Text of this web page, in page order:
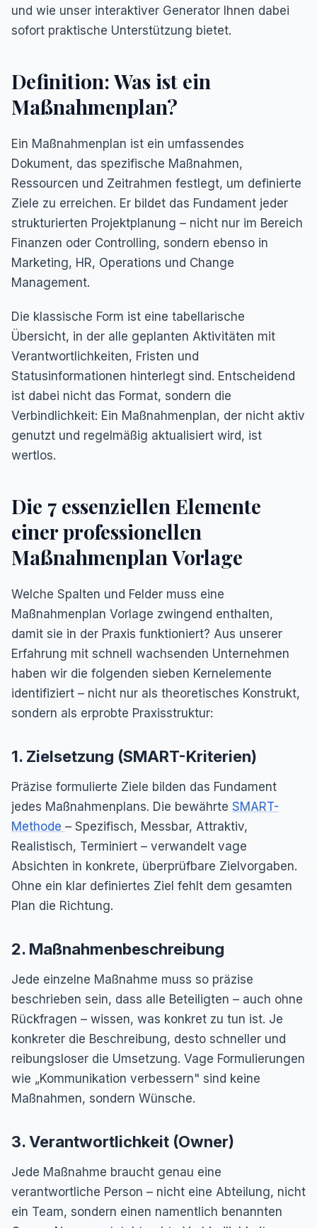
und wie unser interaktiver Generator Ihnen dabei
sofort praktische Unterstützung bietet.
Definition: Was ist ein
Maßnahmenplan?
Ein Maßnahmenplan ist ein umfassendes
Dokument, das spezifische Maßnahmen,
Ressourcen und Zeitrahmen festlegt, um definierte
Ziele zu erreichen. Er bildet das Fundament jeder
strukturierten Projektplanung – nicht nur im Bereich
Finanzen oder Controlling, sondern ebenso in
Marketing, HR, Operations und Change
Management.
Die klassische Form ist eine tabellarische
Übersicht, in der alle geplanten Aktivitäten mit
Verantwortlichkeiten, Fristen und
Statusinformationen hinterlegt sind. Entscheidend
ist dabei nicht das Format, sondern die
Verbindlichkeit: Ein Maßnahmenplan, der nicht aktiv
genutzt und regelmäßig aktualisiert wird, ist
wertlos.
Die 7 essenziellen Elemente
einer professionellen
Maßnahmenplan Vorlage
Welche Spalten und Felder muss eine
Maßnahmenplan Vorlage zwingend enthalten,
damit sie in der Praxis funktioniert? Aus unserer
Erfahrung mit schnell wachsenden Unternehmen
haben wir die folgenden sieben Kernelemente
identifiziert – nicht nur als theoretisches Konstrukt,
sondern als erprobte Praxisstruktur:
1. Zielsetzung (SMART-Kriterien)
Präzise formulierte Ziele bilden das Fundament
jedes Maßnahmenplans. Die bewährte SMART-
Methode – Spezifisch, Messbar, Attraktiv,
Realistisch, Terminiert – verwandelt vage
Absichten in konkrete, überprüfbare Zielvorgaben.
Ohne ein klar definiertes Ziel fehlt dem gesamten
Plan die Richtung.
2. Maßnahmenbeschreibung
Jede einzelne Maßnahme muss so präzise
beschrieben sein, dass alle Beteiligten – auch ohne
Rückfragen – wissen, was konkret zu tun ist. Je
konkreter die Beschreibung, desto schneller und
reibungsloser die Umsetzung. Vage Formulierungen
wie „Kommunikation verbessern" sind keine
Maßnahmen, sondern Wünsche.
3. Verantwortlichkeit (Owner)
Jede Maßnahme braucht genau eine
verantwortliche Person – nicht eine Abteilung, nicht
ein Team, sondern einen namentlich benannten